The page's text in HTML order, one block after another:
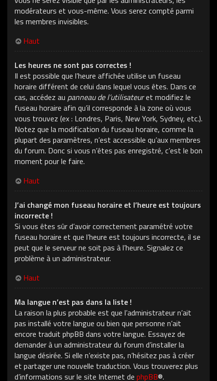
modérateurs et vous-même. Vous serez compté parmi
les membres invisibles.
Haut
Les heures ne sont pas correctes !
Il est possible que l’heure affichée utilise un fuseau
horaire différent de celui dans lequel vous êtes. Dans ce
cas, accédez au panneau de l’utilisateuret modifiez le
fuseau horaire afin qu’il corresponde à la zone où vous
vous trouvez (ex : Londres, Paris, New York, Sydney, etc.).
Notez que la modification du fuseau horaire, comme la
plupart des paramètres, n’est accessible qu’aux membres
du forum. Donc si vous n’êtes pas enregistré, c’est le bon
moment pour le faire.
Haut
J’ai changé mon fuseau horaire et l’heure est toujours
incorrecte !
Si vous êtes sûr d’avoir correctement paramétré votre
fuseau horaire et que l’heure est toujours incorrecte, il se
peut que le serveur ne soit pas à l’heure. Signalez ce
problème à un administrateur.
Haut
Ma langue n’est pas dans la liste !
La raison la plus probable est que l’administrateur n’ait
pas installé votre langue ou bien que personne n’ait
encore traduit phpBB dans votre langue. Essayez de
demander à un administrateur du forum d’installer la
langue désirée. Si elle n’existe pas, n’hésitez pas à créer
et partager une nouvelle traduction. Vous trouverez plus
d’informations sur le site Internet de phpBB®.